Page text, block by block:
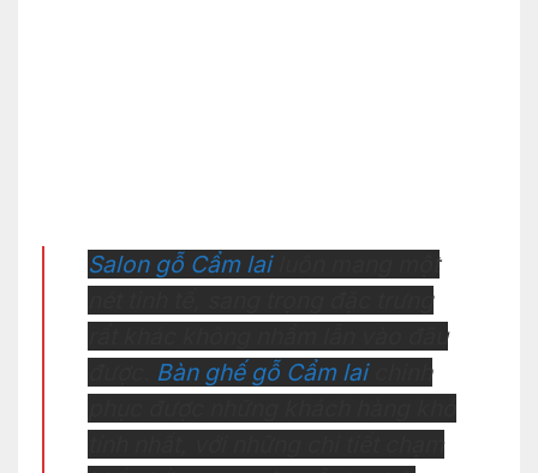
Salon gỗ Cẩm lailuôn mang một
Bàn ghế gỗ Cẩm laichinh